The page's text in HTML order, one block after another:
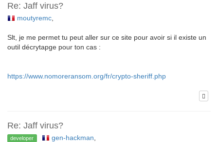
Re: Jaff virus?
moutyremc
Slt, je me permet tu peut aller sur ce site pour avoir si il existe un
outil décrytapge pour ton cas :
https://www.nomoreransom.org/fr/crypto-sheriff.php
Re: Jaff virus?
developer gen-hackman